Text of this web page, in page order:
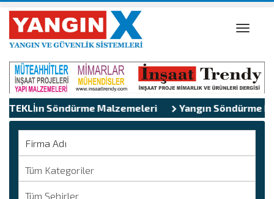
Toggle
TEKLİFLERSöndürme Malzemeleri Yangın Söndürme